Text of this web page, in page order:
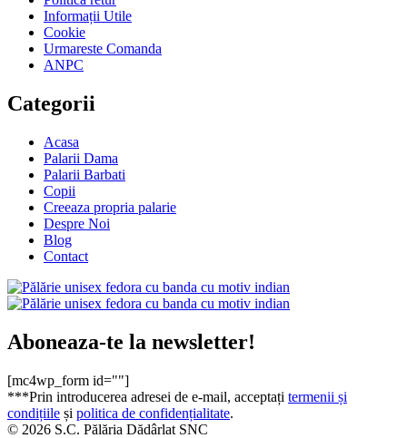
Informații Utile
Cookie
Urmareste Comanda
ANPC
Categorii
Acasa
Palarii Dama
Palarii Barbati
Copii
Creeaza propria palarie
Despre Noi
Blog
Contact
Aboneaza-te la newsletter!
[mc4wp_form id=""]
***Prin introducerea adresei de e-mail, acceptați termenii și
condițiile și politica de confidențialitate.
© 2026 S.C. Pălăria Dădârlat SNC